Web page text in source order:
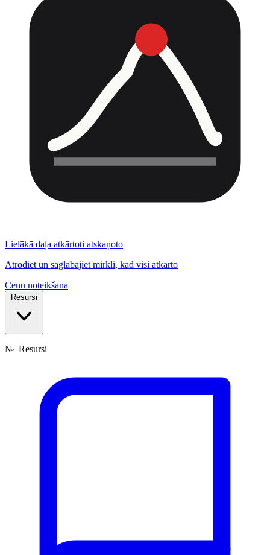
Lielākā daļa atkārtoti atskaņoto
Atrodiet un saglabājiet mirkli, kad visi atkārto
Cenu noteikšana
Resursi
№ Resursi